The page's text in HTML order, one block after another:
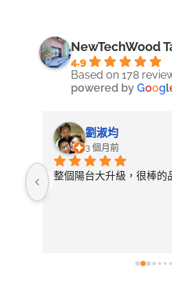
NewTechWood
4.9
Based on 178
powered byGoogl
劉淑均
3 個月前
整個陽台大升級，很棒的